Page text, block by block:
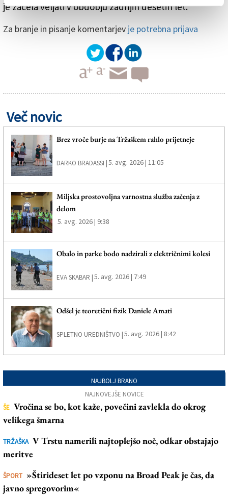
je začela veljati v obdobju zadnjih desetih let.
Za branje in pisanje komentarjev je potrebna prijava
Več novic
Brez vroče burje na Tržaškem rahlo prijetneje
DARKO BRADASSI |5. avg. 2026 | 11:05
Miljska prostovoljna varnostna služba začenja z
delom
5. avg. 2026 | 9:38
Obalo in parke bodo nadzirali z električnimi kolesi
EVA SKABAR |5. avg. 2026 | 7:49
Odšel je teoretični fizik Daniele Amati
SPLETNO UREDNIŠTVO |5. avg. 2026 | 8:42
NAJBOLJ BRANO
NAJNOVEJŠE NOVICE
ŠE Vročina se bo, kot kaže, povečini zavlekla do okrog
velikega šmarna
TRŽAŠKA V Trstu namerili najtoplejšo noč, odkar obstajajo
meritve
ŠPORT »Štirideset let po vzponu na Broad Peak je čas, da
javno spregovorim«